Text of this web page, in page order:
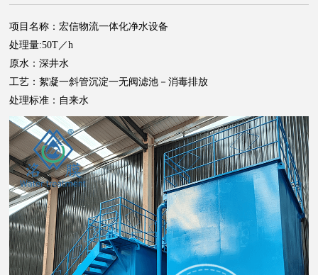
项目名称：宏信物流一体化净水设备
处理量:50T／h
原水：深井水
工艺：絮凝一斜管沉淀一无阀滤池－消毒排放
处理标准：自来水